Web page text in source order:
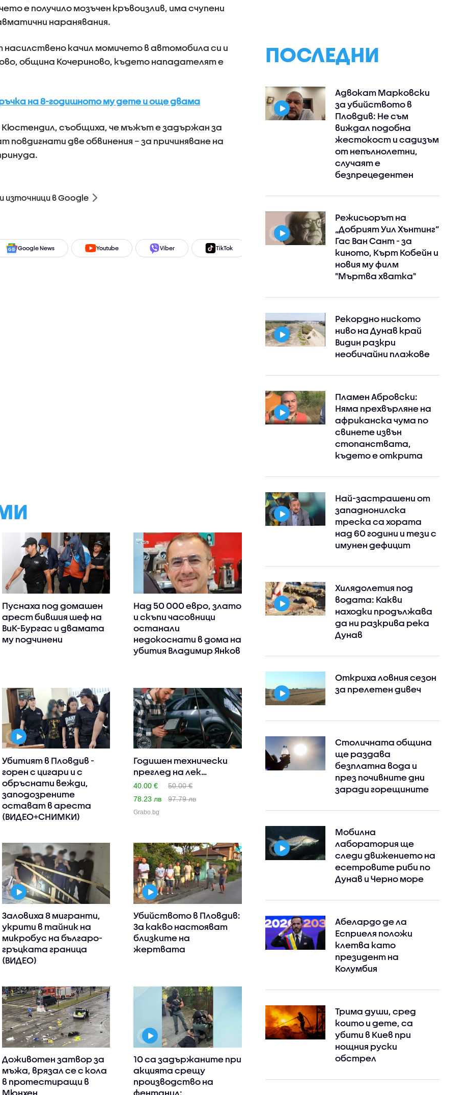
е получило мозъчен кръвоизлив, има счупени
наранявания.
качил момичето в автомобила си и
община Кочериново, където нападателят е
на 8-годишното му дете и още двама
съобщиха, че мъжът е задържан за
повдигнати две обвинения – за причиняване на
източници в Google
Google News Youtube Viber TikTok
Пуснаха под домашен
арест бившия шеф на
ВиК-Бургас и двамата
му подчинени
Над 50 000 евро, злато
и скъпи часовници
останали
недокоснати в дома на
убития Владимир Янков
Убитият в Пловдив -
горен с цигари и с
обръснати вежди,
заподозрените
остават в ареста
(ВИДЕО+СНИМКИ)
Годишен технически
преглед на лек
автомобил,..
40.00 €
50.00 €
78.23 лв
97.79 лв
Grabo.bg
Заловиха 8 мигранти,
укрити в тайник на
микробус на българо-
гръцката граница
(ВИДЕО)
Убийството в Пловдив:
За какво настояват
близките на
жертвата
Доживотен затвор за
мъжа, врязал се с кола
в протестиращи в
Мюнхен
10 са задържаните при
акцията срещу
производство на
фентанил:
ПОСЛЕДНИ
Адвокат Марковски
за убийството в
Пловдив: Не съм
виждал подобна
жестокост и садизъм
от непълнолетни,
случаят е
безпрецедентен
Режисьорът на
„Добрият Уил Хънтинг“
Гас Ван Сант - за
киното, Кърт Кобейн и
новия му филм
"Мъртва хватка"
Рекордно ниското
ниво на Дунав край
Видин разкри
необичайни плажове
Пламен Абровски:
Няма прехвърляне на
африканска чума по
свинете извън
стопанствата,
където е открита
Най-застрашени от
западнонилска
треска са хората
над 60 години и тези с
имунен дефицит
Хилядолетия под
водата: Какви
находки продължава
да ни разкрива река
Дунав
Откриха ловния сезон
за прелетен дивеч
Столичната община
ще раздава
безплатна вода и
през почивните дни
заради горещините
Мобилна
лаборатория ще
следи движението на
есетровите риби по
Дунав и Черно море
Абелардо де ла
Есприеля положи
клетва като
президент на
Колумбия
Трима души, сред
които и дете, са
убити в Киев при
нощния руски
обстрел